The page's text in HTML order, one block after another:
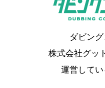
ダビン
株式会社グッ
運営してい